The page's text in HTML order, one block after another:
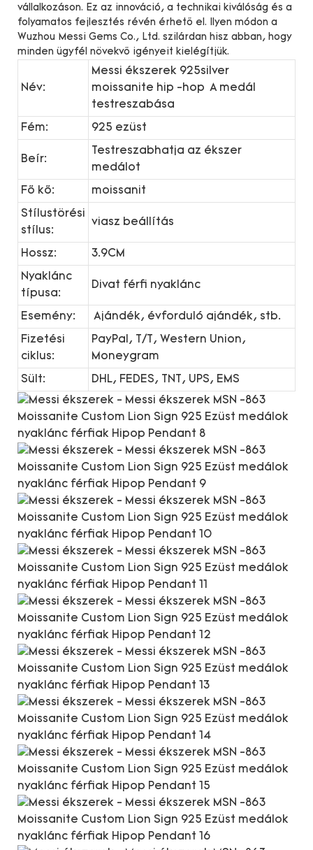
vállalkozáson. Ez az innováció, a technikai kiválóság és a
folyamatos fejlesztés révén érhető el. Ilyen módon a
Wuzhou Messi Gems Co., Ltd. szilárdan hisz abban, hogy
minden ügyfél növekvő igényeit kielégítjük.
Név:
Messi ékszerek 925silver
moissanite hip -hop A medál
testreszabása
Fém: 925 ezüst
Beír:
Testreszabhatja az ékszer
medálot
Fő kő: moissanit
Stílustörési
stílus:
viasz beállítás
Hossz: 3.9CM
Nyaklánc
típusa:
Divat férfi nyaklánc
Esemény: Ajándék, évforduló ajándék, stb.
Fizetési
ciklus:
PayPal, T/T, Western Union,
Moneygram
Sült: DHL, FEDES, TNT, UPS, EMS